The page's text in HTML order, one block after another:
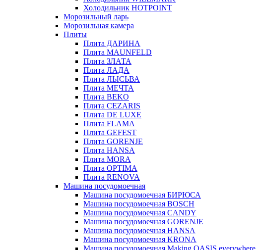
Холодильник HOTPOINT
Морозильный ларь
Морозильная камера
Плиты
Плита ДАРИНА
Плита MAUNFELD
Плита ЗЛАТА
Плита ЛАДА
Плита ЛЫСЬВА
Плита МЕЧТА
Плита BEKO
Плита CEZARIS
Плита DE LUXE
Плита FLAMA
Плита GEFEST
Плита GORENJE
Плита HANSA
Плита MORA
Плита OPTIMA
Плита RENOVA
Машина посудомоечная
Машина посудомоечная БИРЮСА
Машина посудомоечная BOSCH
Машина посудомоечная CANDY
Машина посудомоечная GORENJE
Машина посудомоечная HANSA
Машина посудомоечная KRONA
Машина посудомоечная Making OASIS everywhere